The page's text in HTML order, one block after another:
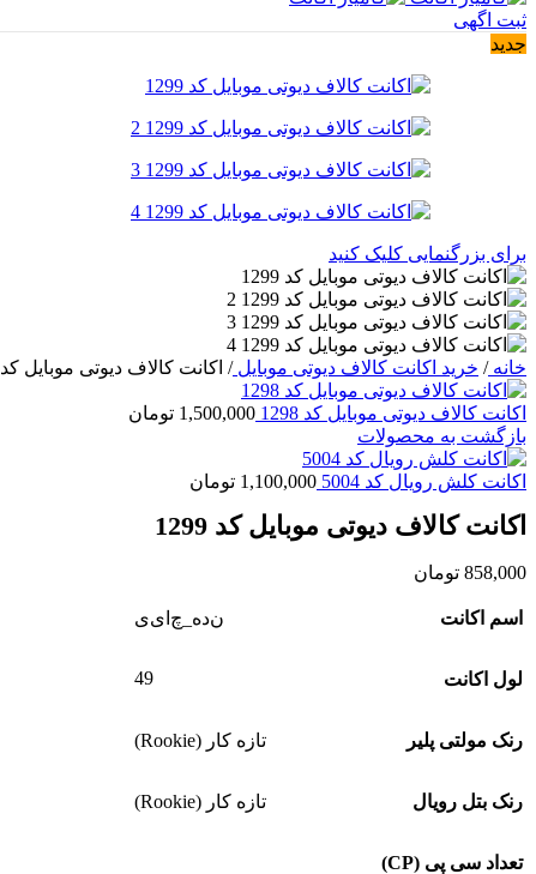
ثبت اگهی
جدید
برای بزرگنمایی کلیک کنید
خانه/ خرید اکانت کالاف دیوتی موبایل/ اکانت کالاف دیوتی موبایل کد 1299
اکانت کالاف دیوتی موبایل کد 1298 1,500,000 تومان
بازگشت به محصولات
اکانت کلش رویال کد 5004 1,100,000 تومان
اکانت کالاف دیوتی موبایل کد 1299
858,000 تومان
اسم اکانت ن‌د‌ه_چ‌ا‌ی‌ی
لول اکانت 49
رنک مولتی پلیر تازه کار (Rookie)
رنک بتل رویال تازه کار (Rookie)
تعداد سی پی (CP)